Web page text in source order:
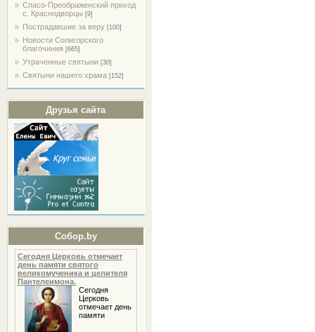
Спасо-Преображенский приход
с. Краснодворцы [9]
Пострадавшие за веру [100]
Новости Солигорского
благочиния [665]
Утраченные святыни [30]
Святыни нашего храма [152]
Друзья сайта
Собор.by
Сегодня Церковь отмечает
день памяти святого
великомученика и целителя
Пантелеимона.
Сегодня
Церковь
отмечает день
памяти